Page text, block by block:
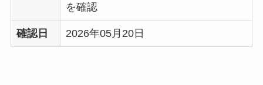
を確認
確認日 2026年05月20日